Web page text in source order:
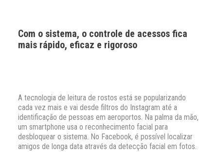
Com o sistema, o controle de acessos fica
mais rápido, eficaz e rigoroso
A tecnologia de leitura de rostos está se popularizando
cada vez mais e vai desde filtros do Instagram até a
identificação de pessoas em aeroportos. Na palma da mão,
um smartphone usa o reconhecimento facial para
desbloquear o sistema. No Facebook, é possível localizar
amigos de longa data através da detecção facial em fotos.